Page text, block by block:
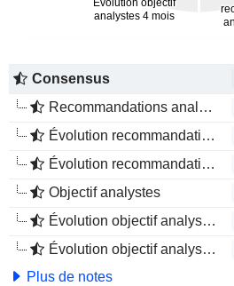
Consensus
Recommandations analystes
Évolution recommandations analystes 1 an
Évolution recommandations analystes 4 mois
Objectif analystes
Évolution objectif analystes 1 an
Évolution objectif analystes 4 mois
Plus de notes